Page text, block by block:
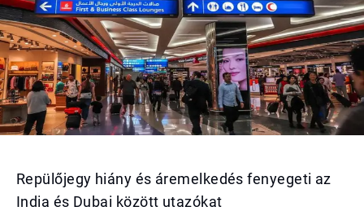
Repülőjegy hiány és áremelkedés fenyegeti az
India és Dubai között utazókat